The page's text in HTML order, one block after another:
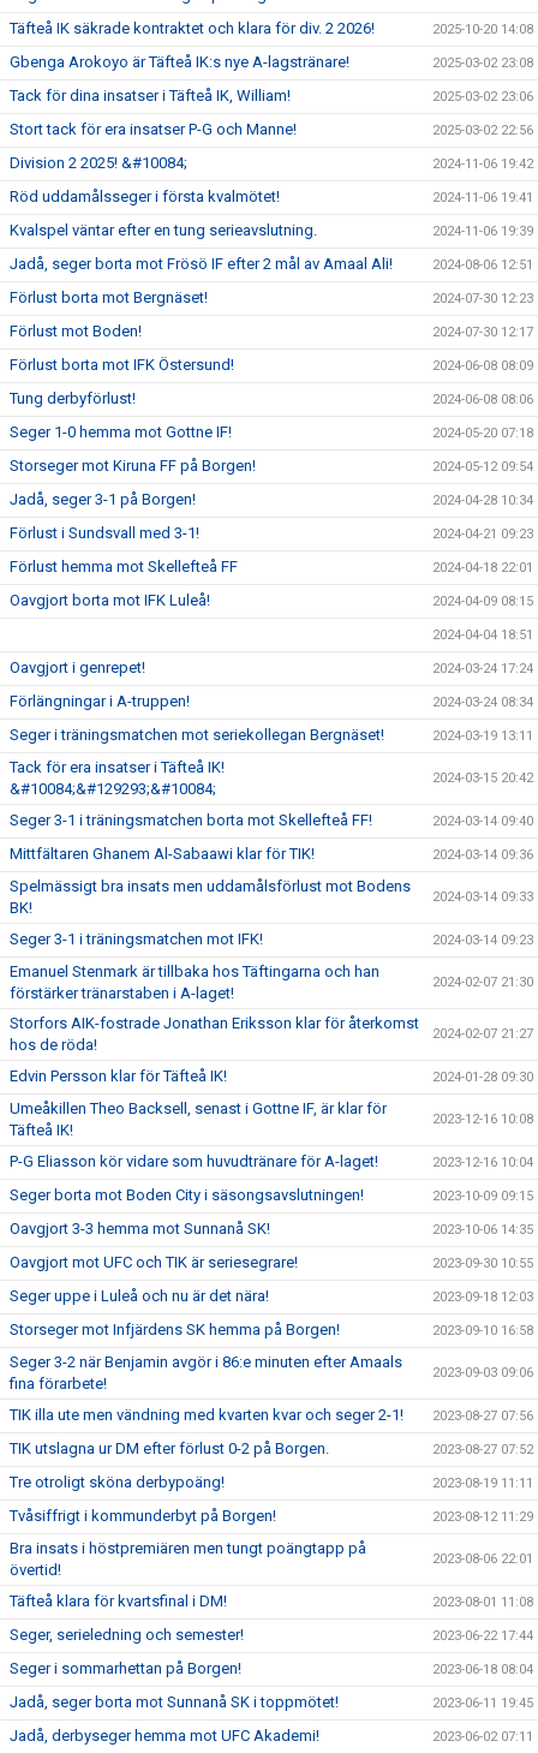
Täfteå IK säkrade kontraktet och klara för div. 2 2026! 2025-10-20 14:08
Gbenga Arokoyo är Täfteå IK:s nye A-lagstränare! 2025-03-02 23:08
Tack för dina insatser i Täfteå IK, William! 2025-03-02 23:06
Stort tack för era insatser P-G och Manne! 2025-03-02 22:56
Division 2 2025! &#10084; 2024-11-06 19:42
Röd uddamålsseger i första kvalmötet! 2024-11-06 19:41
Kvalspel väntar efter en tung serieavslutning. 2024-11-06 19:39
Jadå, seger borta mot Frösö IF efter 2 mål av Amaal Ali! 2024-08-06 12:51
Förlust borta mot Bergnäset! 2024-07-30 12:23
Förlust mot Boden! 2024-07-30 12:17
Förlust borta mot IFK Östersund! 2024-06-08 08:09
Tung derbyförlust! 2024-06-08 08:06
Seger 1-0 hemma mot Gottne IF! 2024-05-20 07:18
Storseger mot Kiruna FF på Borgen! 2024-05-12 09:54
Jadå, seger 3-1 på Borgen! 2024-04-28 10:34
Förlust i Sundsvall med 3-1! 2024-04-21 09:23
Förlust hemma mot Skellefteå FF 2024-04-18 22:01
Oavgjort borta mot IFK Luleå! 2024-04-09 08:15
2024-04-04 18:51
Oavgjort i genrepet! 2024-03-24 17:24
Förlängningar i A-truppen! 2024-03-24 08:34
Seger i träningsmatchen mot seriekollegan Bergnäset! 2024-03-19 13:11
Tack för era insatser i Täfteå IK!
&#10084;&#129293;&#10084;
2024-03-15 20:42
Seger 3-1 i träningsmatchen borta mot Skellefteå FF! 2024-03-14 09:40
Mittfältaren Ghanem Al-Sabaawi klar för TIK! 2024-03-14 09:36
Spelmässigt bra insats men uddamålsförlust mot Bodens
BK!
2024-03-14 09:33
Seger 3-1 i träningsmatchen mot IFK! 2024-03-14 09:23
Emanuel Stenmark är tillbaka hos Täftingarna och han
förstärker tränarstaben i A-laget!
2024-02-07 21:30
Storfors AIK-fostrade Jonathan Eriksson klar för återkomst
hos de röda!
2024-02-07 21:27
Edvin Persson klar för Täfteå IK! 2024-01-28 09:30
Umeåkillen Theo Backsell, senast i Gottne IF, är klar för
Täfteå IK!
2023-12-16 10:08
P-G Eliasson kör vidare som huvudtränare för A-laget! 2023-12-16 10:04
Seger borta mot Boden City i säsongsavslutningen! 2023-10-09 09:15
Oavgjort 3-3 hemma mot Sunnanå SK! 2023-10-06 14:35
Oavgjort mot UFC och TIK är seriesegrare! 2023-09-30 10:55
Seger uppe i Luleå och nu är det nära! 2023-09-18 12:03
Storseger mot Infjärdens SK hemma på Borgen! 2023-09-10 16:58
Seger 3-2 när Benjamin avgör i 86:e minuten efter Amaals
fina förarbete!
2023-09-03 09:06
TIK illa ute men vändning med kvarten kvar och seger 2-1! 2023-08-27 07:56
TIK utslagna ur DM efter förlust 0-2 på Borgen. 2023-08-27 07:52
Tre otroligt sköna derbypoäng! 2023-08-19 11:11
Tvåsiffrigt i kommunderbyt på Borgen! 2023-08-12 11:29
Bra insats i höstpremiären men tungt poängtapp på
övertid!
2023-08-06 22:01
Täfteå klara för kvartsfinal i DM! 2023-08-01 11:08
Seger, serieledning och semester! 2023-06-22 17:44
Seger i sommarhettan på Borgen! 2023-06-18 08:04
Jadå, seger borta mot Sunnanå SK i toppmötet! 2023-06-11 19:45
Jadå, derbyseger hemma mot UFC Akademi! 2023-06-02 07:11